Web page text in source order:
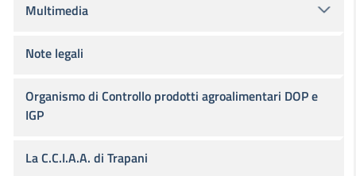
Multimedia
Note legali
Organismo di Controllo prodotti agroalimentari DOP e
IGP
La C.C.I.A.A. di Trapani